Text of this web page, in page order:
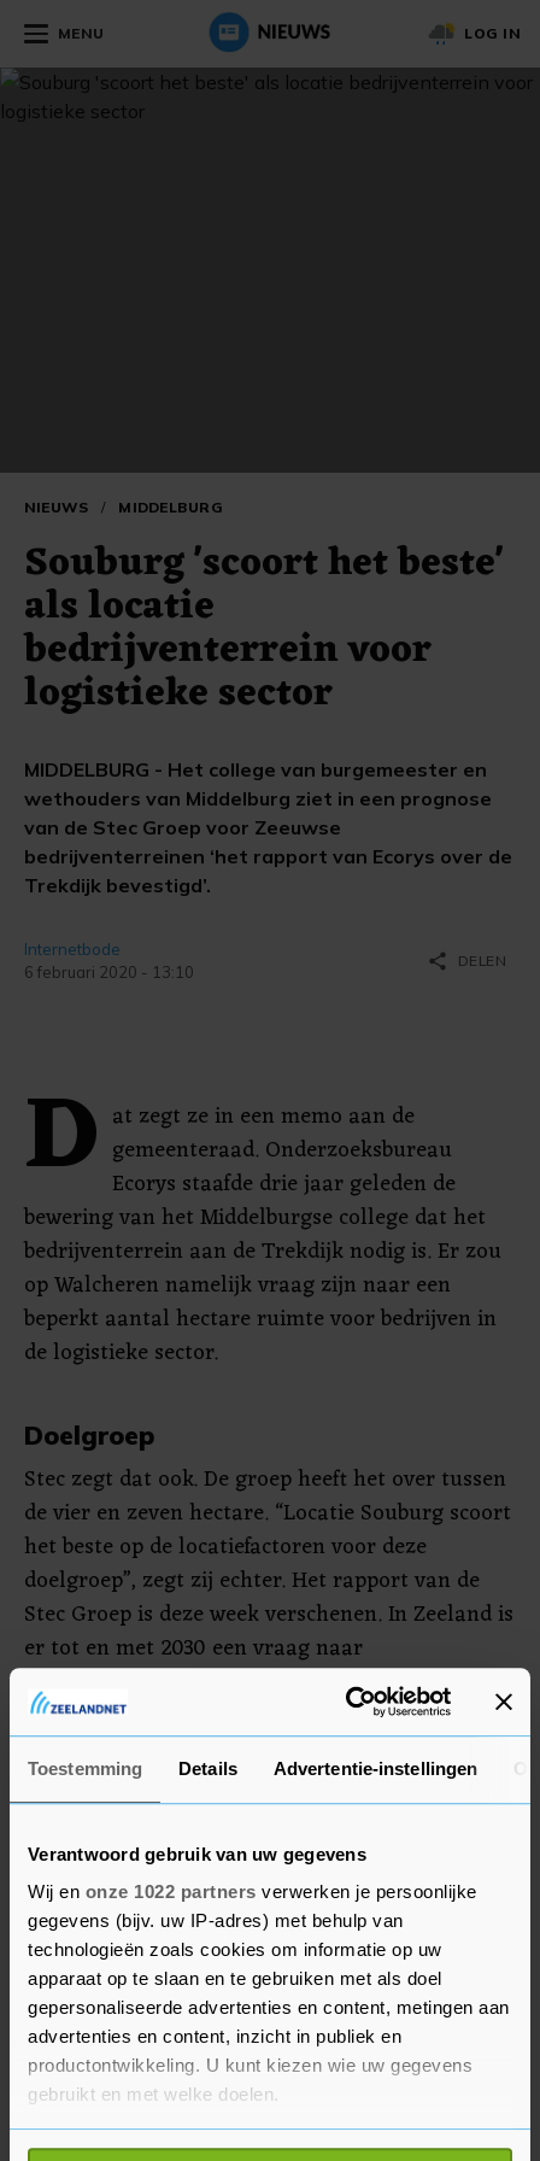
Toestemming Details Advertentie-instellingen
Verantwoord gebruik van uw gegevens
Wij en onze 1022 partners verwerken je persoonlijke
gegevens (bijv. uw IP-adres) met behulp van
technologieën zoals cookies om informatie op uw
apparaat op te slaan en te gebruiken met als doel
gepersonaliseerde advertenties en content, metingen aan
advertenties en content, inzicht in publiek en
productontwikkeling. U kunt kiezen wie uw gegevens
gebruikt en met welke doelen.
Als u het toestaat, willen we ook graag:
MENU LOG IN
NIEUWS / MIDDELBURG
Souburg 'scoort het beste'
als locatie
bedrijventerrein voor
logistieke sector
MIDDELBURG - Het college van burgemeester en
wethouders van Middelburg ziet in een prognose
van de Stec Groep voor Zeeuwse
bedrijventerreinen ‘het rapport van Ecorys over de
Trekdijk bevestigd’.
Internetbode
6 februari 2020 - 13:10
share DELEN
D at zegt ze in een memo aan de
gemeenteraad. Onderzoeksbureau
Ecorys staafde drie jaar geleden de
bewering van het Middelburgse college dat het
bedrijventerrein aan de Trekdijk nodig is. Er zou
op Walcheren namelijk vraag zijn naar een
beperkt aantal hectare ruimte voor bedrijven in
de logistieke sector.
Doelgroep
Stec zegt dat ook. De groep heeft het over tussen
de vier en zeven hectare. “Locatie Souburg scoort
het beste op de locatiefactoren voor deze
doelgroep”, zegt zij echter. Het rapport van de
Stec Groep is deze week verschenen. In Zeeland is
er tot en met 2030 een vraag naar
bedrijventerreinen van maximaal 207 hectare.
Gemeenten moeten aan de hand van het rapport
hun plannen voor bedrijventerreinen maken en
deze met elkaar afstemmen.